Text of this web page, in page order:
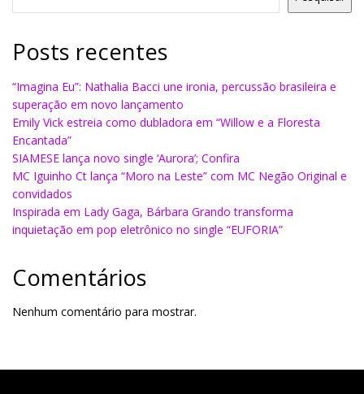
Posts recentes
“Imagina Eu”: Nathalia Bacci une ironia, percussão brasileira e
superação em novo lançamento
Emily Vick estreia como dubladora em “Willow e a Floresta
Encantada”
SIAMESE lança novo single ‘Aurora’; Confira
MC Iguinho Ct lança “Moro na Leste” com MC Negão Original e
convidados
Inspirada em Lady Gaga, Bárbara Grando transforma
inquietação em pop eletrônico no single “EUFORIA”
Comentários
Nenhum comentário para mostrar.